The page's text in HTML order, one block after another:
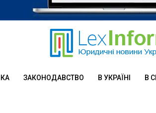
ЗАКОНОДАВСТВО В УКРАЇНІ В